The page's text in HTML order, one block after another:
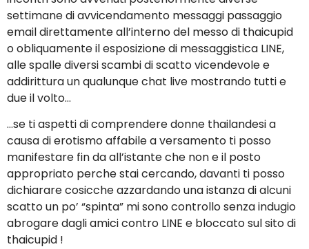
settimane di avvicendamento messaggi passaggio
email direttamente all’interno del messo di thaicupid
o obliquamente il esposizione di messaggistica LINE,
alle spalle diversi scambi di scatto vicendevole e
addirittura un qualunque chat live mostrando tutti e
due il volto…
…se ti aspetti di comprendere donne thailandesi a
causa di erotismo affabile a versamento ti posso
manifestare fin da all’istante che non e il posto
appropriato perche stai cercando, davanti ti posso
dichiarare cosicche azzardando una istanza di alcuni
scatto un po’ “spinta” mi sono controllo senza indugio
abrogare dagli amici contro LINE e bloccato sul sito di
thaicupid !